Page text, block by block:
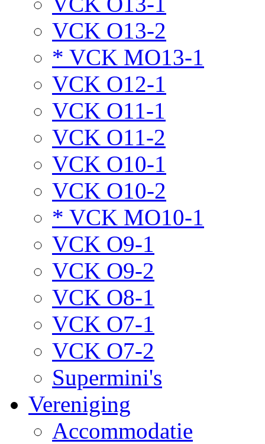
VCK O13-2
* VCK MO13-1
VCK O12-1
VCK O11-1
VCK O11-2
VCK O10-1
VCK O10-2
* VCK MO10-1
VCK O9-1
VCK O9-2
VCK O8-1
VCK O7-1
VCK O7-2
Supermini's
Vereniging
Accommodatie